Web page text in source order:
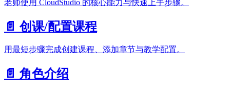
老师使用 CloudStudio 的核心能力与快速上手步骤。
📄️ 创课/配置课程
用最短步骤完成创建课程、添加章节与教学配置。
📄️ 角色介绍